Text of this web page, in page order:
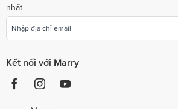
nhất
Kết nối với Marry